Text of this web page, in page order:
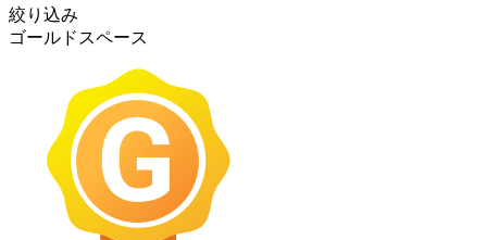
絞り込み
ゴールドスペース